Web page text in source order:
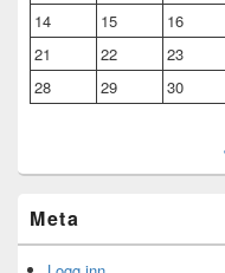
14
15 16
21
22 23
28
29 30
Meta